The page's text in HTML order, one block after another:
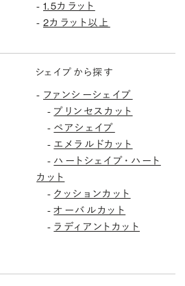
- 1.5カラット
- 2カラット以上
シェイプから探す
- ファンシーシェイプ
- プリンセスカット
- ペアシェイプ
- エメラルドカット
- ハートシェイプ・ハート
カット
- クッションカット
-オーバルカット
- ラディアントカット